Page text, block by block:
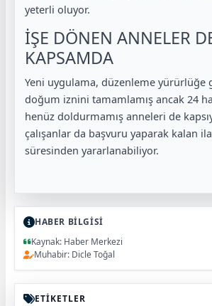
yeterli oluyor.
İŞE DÖNEN ANNELER
KAPSAMDA
Yeni uygulama, düzenleme yürürlüğe
doğum iznini tamamlamış ancak 24
henüz doldurmamış anneleri de
çalışanlar da başvuru yaparak kalan
süresinden yararlanabiliyor.
HABER BİLGİSİ
Kaynak: Haber Merkezi
Muhabir: Dicle Toğal
ETİKETLER